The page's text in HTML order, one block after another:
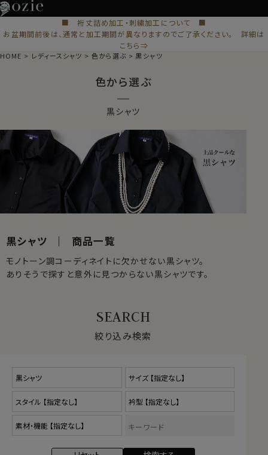
■ 裄丈詰め加工・刺繍加工について ■
お盆期間前後は、通常と加工期間が異なりますのでご了承ください。 詳細は
こちら⇒
HOME レディースシャツ 色から選ぶ 黒シャツ
色から選ぶ
黒シャツ
黒シャツ ｜ 商品一覧
モノトーン調コーディネイトに欠かせない黒シャツ。
ありそうで探すと意外に見つからない黒シャツです。
絞り込み検索